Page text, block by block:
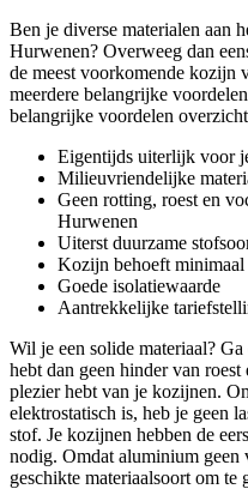
Ben je diverse materialen aan
Hurwenen? Overweeg dan
de meest voorkomende kozijn
meerdere belangrijke
belangrijke voordelen
Eigentijds uiterlijk voor
Milieuvriendelijke
Geen rotting, roest en
Hurwenen
Uiterst duurzame
Kozijn behoeft minimaal
Goede isolatiewaarde
Aantrekkelijke
Wil je een solide materiaal?
hebt dan geen hinder van
plezier hebt van je kozijnen.
elektrostatisch is, heb je geen
stof. Je kozijnen hebben de
nodig. Omdat aluminium geen
geschikte materiaalsoort om te